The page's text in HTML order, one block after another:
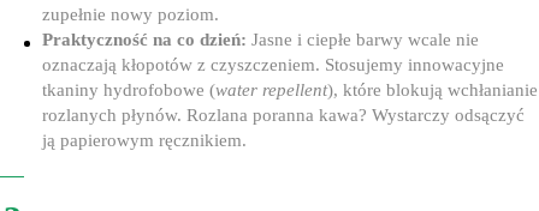
zupełnie nowy poziom.
Praktyczność na co dzień: Jasne i ciepłe barwy wcale nie
oznaczają kłopotów z czyszczeniem. Stosujemy innowacyjne
tkaniny hydrofobowe (water repellent), które blokują wchłanianie
rozlanych płynów. Rozlana poranna kawa? Wystarczy odsączyć
ją papierowym ręcznikiem.